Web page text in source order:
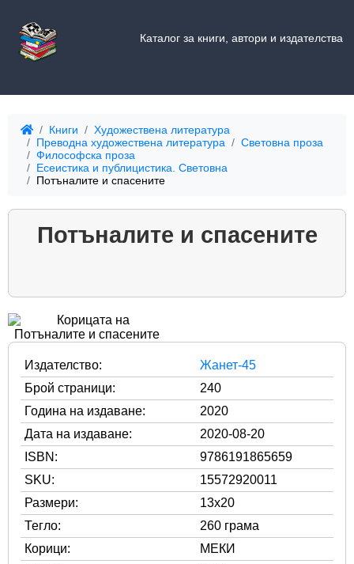
Каталог за книги, автори и издателства
Книги
Художествена литература
Преводна художествена литература
Световна проза
Философска проза
Есеистика и публицистика. Световна
Потъналите и спасените
Потъналите и спасените
Издателство:
Жанет-45
Брой страници:
240
Година на издаване:
2020
Дата на издаване:
2020-08-20
ISBN:
9786191865659
SKU:
15572920011
Размери:
13x20
Тегло:
260 грама
Корици:
МЕКИ